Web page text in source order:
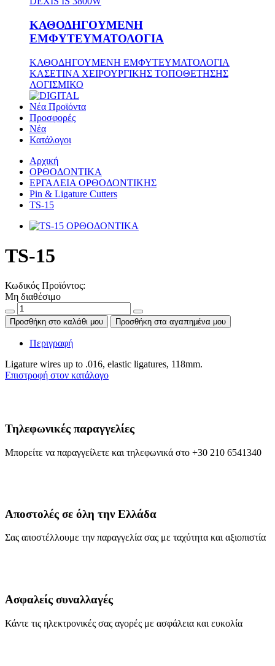
ΚΑΘΟΔΗΓΟΥΜΕΝΗ
ΕΜΦΥΤΕΥΜΑΤΟΛΟΓΙΑ
ΚΑΘΟΔΗΓΟΥΜΕΝΗ ΕΜΦΥΤΕΥΜΑΤΟΛΟΓΙΑ
ΚΑΣΕΤΙΝΑ ΧΕΙΡΟΥΡΓΙΚΗΣ ΤΟΠΟΘΕΤΗΣΗΣ
ΛΟΓΙΣΜΙΚΟ
Νέα Προϊόντα
Προσφορές
Νέα
Κατάλογοι
Αρχική
ΟΡΘΟΔΟΝΤΙΚΑ
ΕΡΓΑΛΕΙΑ ΟΡΘΟΔΟΝΤΙΚΗΣ
Pin & Ligature Cutters
TS-15
TS-15
Κωδικός Προϊόντος:
Μη διαθέσιμο
Προσθήκη στο καλάθι μου Προσθήκη στα αγαπημένα μου
Περιγραφή
Ligature wires up to .016, elastic ligatures, 118mm.
Επιστροφή στον κατάλογο
Τηλεφωνικές παραγγελίες
Μπορείτε να παραγγείλετε και τηλεφωνικά στο +30 210 6541340
Αποστολές σε όλη την Ελλάδα
Σας αποστέλλουμε την παραγγελία σας με ταχύτητα και αξιοπιστία
Ασφαλείς συναλλαγές
Κάντε τις ηλεκτρονικές σας αγορές με ασφάλεια και ευκολία